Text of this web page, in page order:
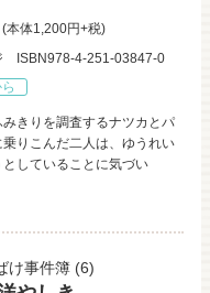
(本体1,200円+税)
ISBN978-4-251-03847-0
きりを調査するナツカとパ
りこんだ二人は、ゆうれい
していることに気づい
け事件簿(6)